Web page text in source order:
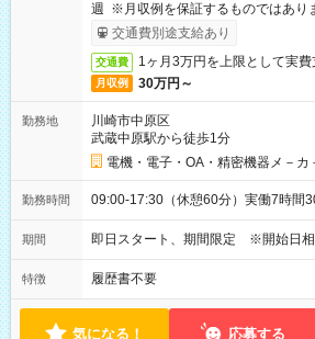
週 ※月収例を保証するものではあり
ービス利用可（利用条件有）
交通費別途支給あり
交通費 1ヶ月3万円を上限として実費
月収例 30万円～
勤務地
川崎市中原区
武蔵中原駅から徒歩1分
電機・電子・OA・精密機器メ－カ
勤務時間 09:00-17:30（休憩60分）実働7時間
期間 即日スタート、期間限定 ※開始日相
特徴 履歴書不要
気になる！ 応募する